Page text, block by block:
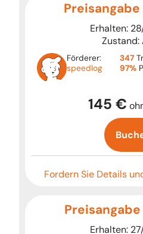
Erhalten:
Zustand:
Förderer:
speedlog
347
97%
145 €
Fordern Sie Details
Erhalten: